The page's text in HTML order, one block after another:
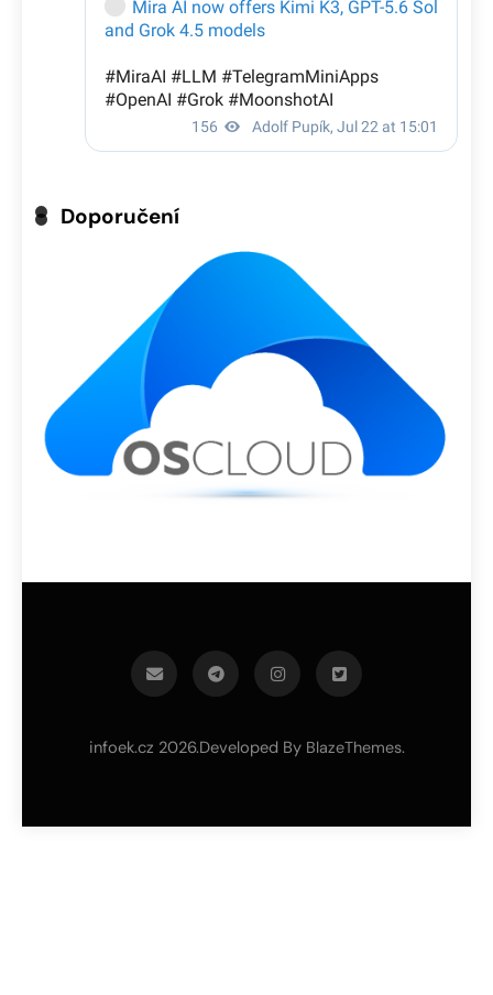
Doporučení
infoek.cz 2026.Developed By BlazeThemes.